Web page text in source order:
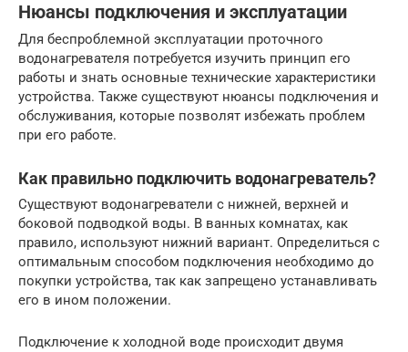
Нюансы подключения и эксплуатации
Для беспроблемной эксплуатации проточного
водонагревателя потребуется изучить принцип его
работы и знать основные технические характеристики
устройства. Также существуют нюансы подключения и
обслуживания, которые позволят избежать проблем
при его работе.
Как правильно подключить водонагреватель?
Существуют водонагреватели с нижней, верхней и
боковой подводкой воды. В ванных комнатах, как
правило, используют нижний вариант. Определиться с
оптимальным способом подключения необходимо до
покупки устройства, так как запрещено устанавливать
его в ином положении.
Подключение к холодной воде происходит двумя